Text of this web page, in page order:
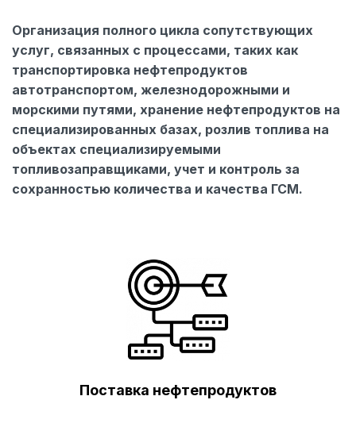
Организация полного цикла сопутствующих
услуг, связанных с процессами, таких как
транспортировка нефтепродуктов
автотранспортом, железнодорожными и
морскими путями, хранение нефтепродуктов на
специализированных базах, розлив топлива на
объектах специализируемыми
топливозаправщиками, учет и контроль за
сохранностью количества и качества ГСМ.
Поставка нефтепродуктов